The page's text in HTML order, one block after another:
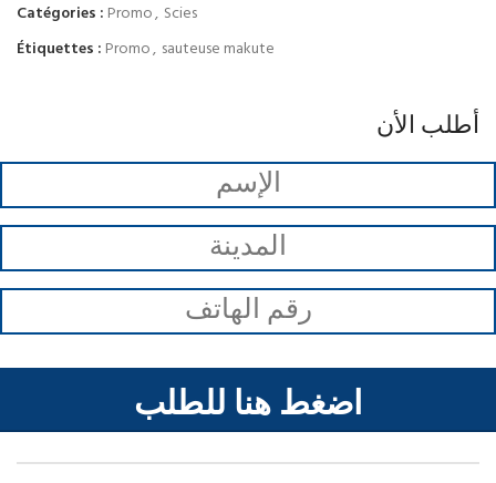
Catégories : Promo, Scies
Étiquettes : Promo, sauteuse makute
أطلب الأن
اضغط هنا للطلب